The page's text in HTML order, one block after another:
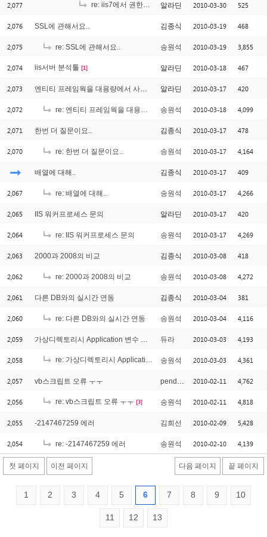
2,077 re: iis7에서 권한문제? [1]
알라딘 2010-03-30 525
2,076 SSL에 관해서요.. 김종식 2010-03-19 468
2,075 re: SSL에 관해서요.. 송원석 2010-03-19 3,855
2,074 iis서버 분석툴 [1] 알라딘 2010-03-18 467
2,073 엔티티 프레임웍을 대용량에서 사용가능한가요? 알라딘 2010-03-17 420
2,072 re: 엔티티 프레임웍을 대용량에서 사용가능한가요? 송원석 2010-03-18 4,099
2,071 한번 더 질문이요.. 김종식 2010-03-17 478
2,070 re: 한번 더 질문이요.. 송원석 2010-03-17 4,164
배열에 대해.. 김종식 2010-03-17 409
2,067 re: 배열에 대해.. 송원석 2010-03-17 4,266
2,065 IIS 워커프로세스 문의 알라딘 2010-03-17 420
2,064 re: IIS 워커프로세스 문의 송원석 2010-03-17 4,269
2,063 2000과 2008의 비교 김종식 2010-03-08 418
2,062 re: 2000과 2008의 비교 송원석 2010-03-08 4,272
2,061 다른 DB와의 실시간 연동 김종식 2010-03-04 381
2,060 re: 다른 DB와의 실시간 연동 송원석 2010-03-04 4,116
2,059 가상디렉토리시 Application 변수 공유 질문 듀라 2010-03-03 4,193
2,058 re: 가상디렉토리시 Application 변수 공유 질문 [1]
송원석 2010-03-03 4,361
2,057 vb스크립트 오류 ㅜㅜ pendergirl 2010-02-11 4,762
2,056 re: vb스크립트 오류 ㅜㅜ [3] 송원석 2010-02-11 4,818
2,055 -2147467259 에러 김희선 2010-02-09 5,428
2,054 re: -2147467259 에러 송원석 2010-02-10 4,139
첫 페이지 이전 페이지 다음 페이지 끝 페이지
1 2 3 4 5 6 7 8 9 10
11 12 13